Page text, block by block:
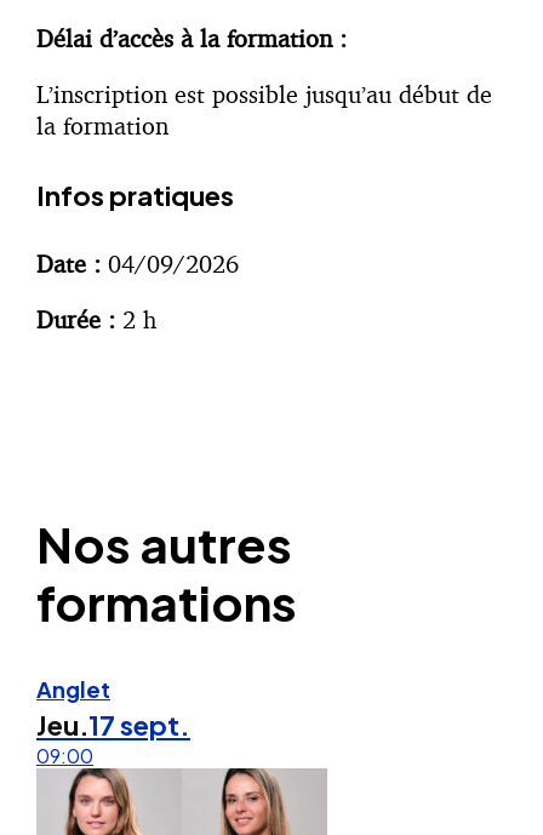
Délai d’accès à la formation :
L’inscription est possible jusqu’au début de
la formation
Infos pratiques
Date : 04/09/2026
Durée : 2 h
Nos autres
formations
Anglet
Jeu.17 sept.
09:00